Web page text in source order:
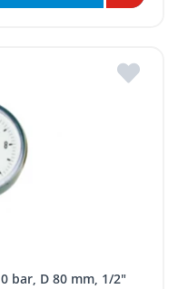
bar, D 80 mm, 1/2"